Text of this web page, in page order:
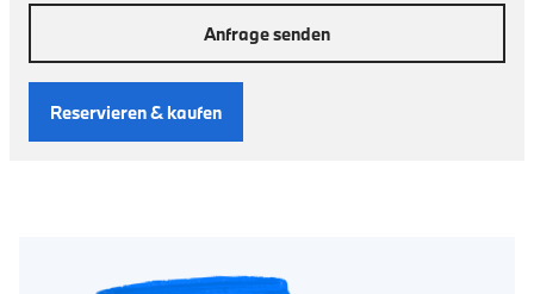
Anfrage senden
Reservieren & kaufen